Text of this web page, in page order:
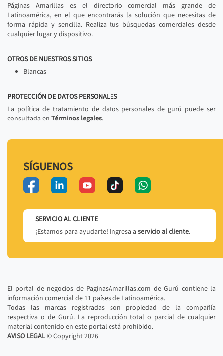
Páginas Amarillas es el directorio comercial más grande de
Latinoamérica, en el que encontrarás la solución que necesitas de
forma rápida y sencilla. Realiza tus búsquedas comerciales desde
cualquier lugar y dispositivo.
OTROS DE NUESTROS SITIOS
Blancas
PROTECCIÓN DE DATOS PERSONALES
La política de tratamiento de datos personales de gurú puede ser
consultada en Términos legales.
SÍGUENOS
SERVICIO AL CLIENTE
¡Estamos para ayudarte! Ingresa a servicio al cliente.
El portal de negocios de PaginasAmarillas.com de Gurú contiene la
información comercial de 11 países de Latinoamérica.
Todas las marcas registradas son propiedad de la compañía
respectiva o de Gurú. La reproducción total o parcial de cualquier
material contenido en este portal está prohibido.
AVISO LEGAL© Copyright2026